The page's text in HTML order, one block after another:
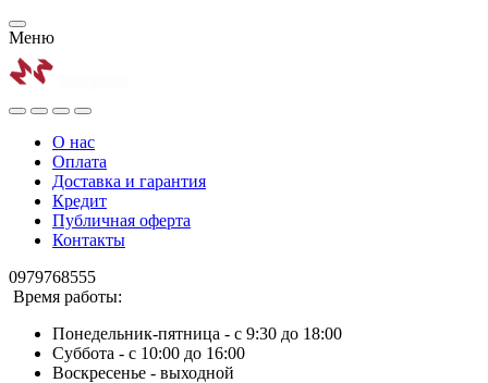
Меню
О нас
Оплата
Доставка и гарантия
Кредит
Публичная оферта
Контакты
0979768555
Время работы:
Понедельник-пятница - с 9:30 до 18:00
Суббота - с 10:00 до 16:00
Воскресенье - выходной